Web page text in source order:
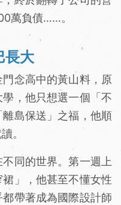
萬負債……。
長大
念高中的黃山料，原
，他只想選一個「不
島保送」之福，他順
。
同的世界。第一週上
」，他甚至不懂女性
帶著成為國際設計師